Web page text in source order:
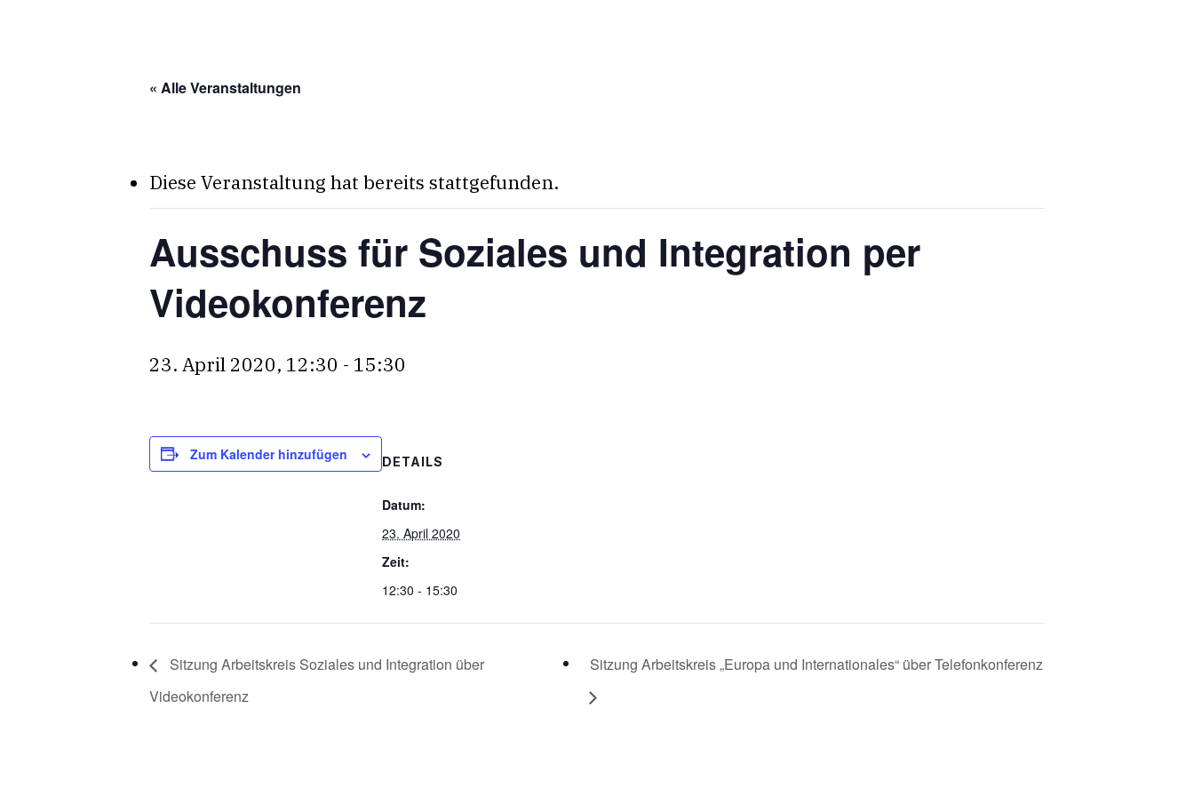
« Alle Veranstaltungen
Diese Veranstaltung hat bereits stattgefunden.
Ausschuss für Soziales und Integration per
Videokonferenz
23. April 2020, 12:30 - 15:30
Zum Kalender hinzufügen DETAILS
Datum:
23. April 2020
Zeit:
12:30 - 15:30
Sitzung Arbeitskreis Soziales und Integration über
Videokonferenz
Sitzung Arbeitskreis „Europa und Internationales“ über Telefonkonferenz